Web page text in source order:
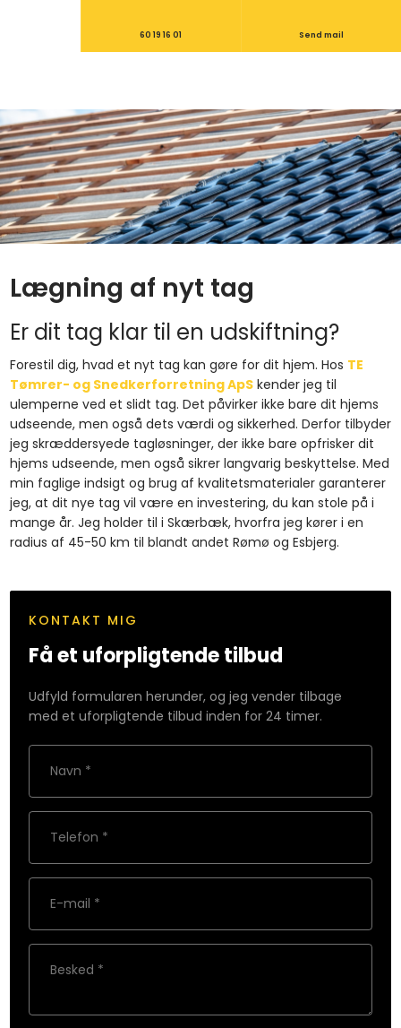
60 19 16 01 Send mail
Lægning af nyt tag
Er dit tag klar til en udskiftning?
Forestil dig, hvad et nyt tag kan gøre for dit hjem. Hos TE
Tømrer- og Snedkerforretning ApSkender jeg til
ulemperne ved et slidt tag. Det påvirker ikke bare dit hjems
udseende, men også dets værdi og sikkerhed. Derfor tilbyder
jeg skræddersyede tagløsninger, der ikke bare opfrisker dit
hjems udseende, men også sikrer langvarig beskyttelse. Med
min faglige indsigt og brug af kvalitetsmaterialer garanterer
jeg, at dit nye tag vil være en investering, du kan stole på i
mange år. Jeg holder til i Skærbæk, hvorfra jeg kører i en
radius af 45-50 km til blandt andet Rømø og Esbjerg.
KONTAKT MIG
Få et uforpligtende tilbud
Udfyld formularen herunder, og jeg vender tilbage
med et uforpligtende tilbud inden for 24 timer.